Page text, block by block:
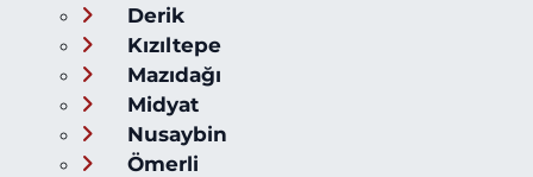
Derik
Kızıltepe
Mazıdağı
Midyat
Nusaybin
Ömerli